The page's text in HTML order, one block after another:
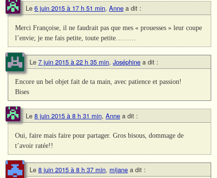
Le 6 juin 2015 à 17 h 51 min, Anne a dit :
Merci Françoise, il ne faudrait pas que mes « prouesses » leur coupe
l’envie; je me fais petite, toute petite………
Le 7 juin 2015 à 22 h 35 min, Joséphine a dit :
Encore un bel objet fait de ta main, avec patience et passion!
Bises
Le 8 juin 2015 à 8 h 31 min, Anne a dit :
Oui, faire mais faire pour partager. Gros bisous, dommage de
t’avoir ratée!!
Le 8 juin 2015 à 8 h 37 min, mijane a dit :